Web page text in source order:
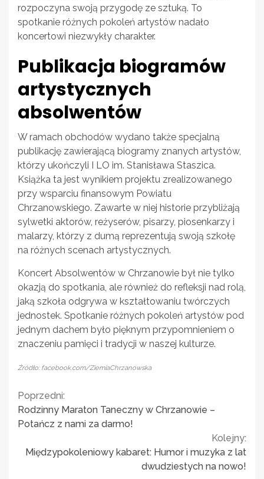
rozpoczyna swoją przygodę ze sztuką. To
spotkanie różnych pokoleń artystów nadało
koncertowi niezwykły charakter.
Publikacja biogramów
artystycznych
absolwentów
W ramach obchodów wydano także specjalną
publikację zawierającą biogramy znanych artystów,
którzy ukończyli I LO im. Stanisława Staszica.
Książka ta jest wynikiem projektu zrealizowanego
przy wsparciu finansowym Powiatu
Chrzanowskiego. Zawarte w niej historie przybliżają
sylwetki aktorów, reżyserów, pisarzy, piosenkarzy i
malarzy, którzy z dumą reprezentują swoją szkołę
na różnych scenach artystycznych.
Koncert Absolwentów w Chrzanowie był nie tylko
okazją do spotkania, ale również do refleksji nad rolą,
jaką szkoła odgrywa w kształtowaniu twórczych
jednostek. Spotkanie różnych pokoleń artystów pod
jednym dachem było pięknym przypomnieniem o
znaczeniu pamięci i tradycji w naszej kulturze.
Źródło: facebook.com/ZiemiaChrzanowska
Continue
Reading
Poprzedni:
Rodzinny Maraton Taneczny w Chrzanowie –
Potańcz z nami za darmo!
Kolejny:
Międzypokoleniowy kabaret: Humor i muzyka z lat
dwudziestych na nowo!